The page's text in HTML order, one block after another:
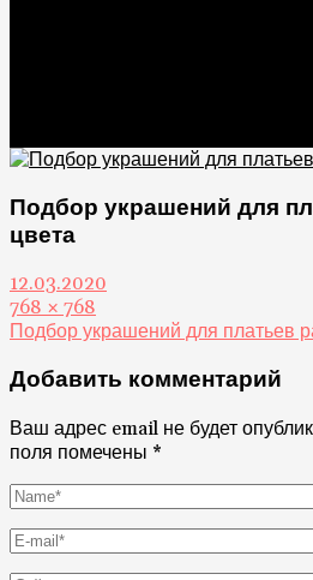
Подбор украшений для
цвета
12.03.2020
768 × 768
Подбор украшений для платьев
Добавить комментарий
Ваш адрес email не будет
поля помечены *